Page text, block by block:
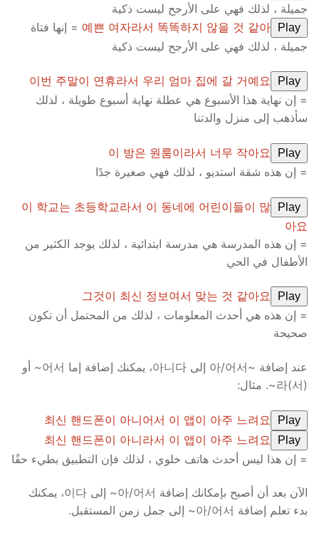
جميلة ، لذلك فهي على الأرجح ليست ذكية
Play
예쁜 여자라서 똑똑하지 않을 것 같아 = إنها فتاة
جميلة ، لذلك فهي على الأرجح ليست ذكية
Play
이번 주말이 연휴라서 우리 엄마 집에 갈 거예요
= إن نهاية هذا الأسبوع هي عطلة نهاية أسبوع طويلة ، لذلك
سأذهب إلى منزل والدتنا
Play
이 방은 원룸이라서 너무 작아요
= إن هذه شقة استديو ، لذلك فهي صغيرة جدًا
Play
이 학교는 초등학교라서 이 동네에 어린이들이 많
아요
= إن هذه المدرسة هي مدرسة ابتدائية ، لذلك يوجد الكثير من
الأطفال في الحي
Play
그것이 최신 정보여서 맞는 것 같아요
= إن هذه هي أحدث المعلومات ، لذلك من المحتمل أن تكون
صحيحة
عند إضافة ~아/어서 إلى 아니다، يمكنك إضافة إما 어서~ أو
(라(서~. مثال:
Play
최신 핸드폰이 아니어서 이 앱이 아주 느려요
Play
최신 핸드폰이 아니라서 이 앱이 아주 느려요
= إن هذا ليس أحدث هاتف خلوي ، لذلك فإن التطبيق بطيء حقًا
الآن بعد أن أصبح بإمكانك إضافة 아/어서~ إلى 이다، يمكنك
بدء تعلم إضافة 아/어서~ إلى جمل زمن المستقبل.